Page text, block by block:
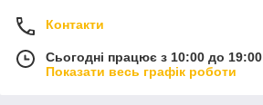
Контакти
Сьогодні працює з 10:00 до 19:00
Показати весь графік роботи